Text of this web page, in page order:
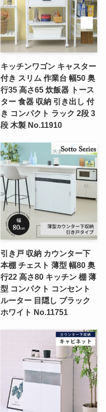
キッチンワゴン キャスター
付き スリム 作業台 幅50 奥
行35 高さ65 炊飯器 トース
ター 食器 収納 引き出し 付
き コンパクト ラック 2段 3
段 木製 No.11910
引き戸 収納 カウンター下
本棚 チェスト 薄型 幅80 奥
行22 高さ80 キッチン 棚 薄
型 コンパクト コンセント
ルーター 目隠し ブラック
ホワイト No.11751